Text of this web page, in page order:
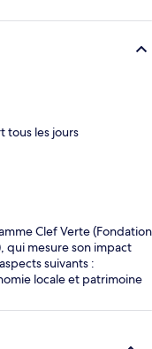
tous les jours
Clef Verte (Fondation
qui mesure son impact
suivants :
locale et patrimoine